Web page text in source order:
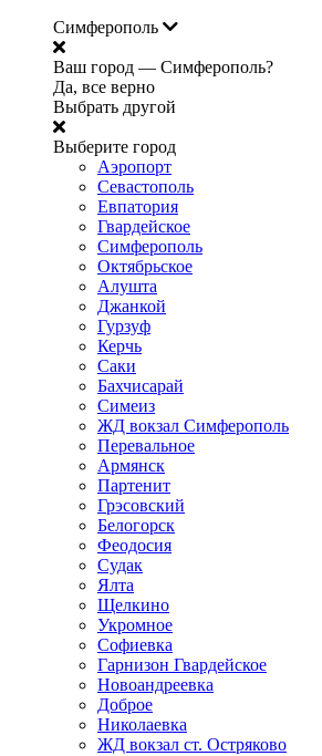
Симферополь
Ваш город — Симферополь?
Да, все верно
Выбрать другой
Выберите город
Аэропорт
Севастополь
Евпатория
Гвардейское
Симферополь
Октябрьское
Алушта
Джанкой
Гурзуф
Керчь
Саки
Бахчисарай
Симеиз
ЖД вокзал Симферополь
Перевальное
Армянск
Партенит
Грэсовский
Белогорск
Феодосия
Судак
Ялта
Щелкино
Укромное
Софиевка
Гарнизон Гвардейское
Новоандреевка
Доброе
Николаевка
ЖД вокзал ст. Остряково